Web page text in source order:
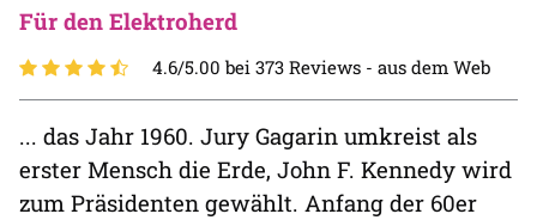
Für den Elektroherd
4.6/5.00 bei 373 Reviews - aus dem Web
... das Jahr 1960. Jury Gagarin umkreist als
erster Mensch die Erde, John F. Kennedy wird
zum Präsidenten gewählt. Anfang der 60er